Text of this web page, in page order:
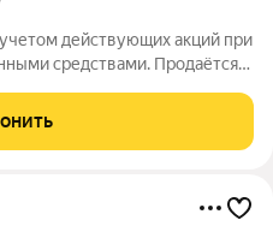
действующих акций при
средствами. Продаётся
в 9 этажном доме, в